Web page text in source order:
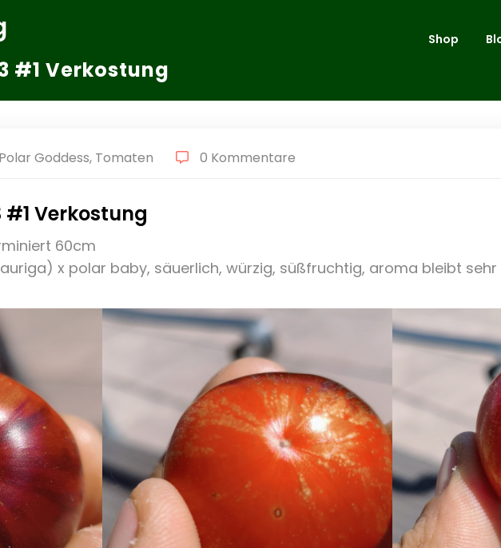
Shop
#1 Verkostung
Polar Goddess, Tomaten 0 Kommentare
Verkostung
60cm
x polar baby, säuerlich, würzig, süßfruchtig, aroma bleibt